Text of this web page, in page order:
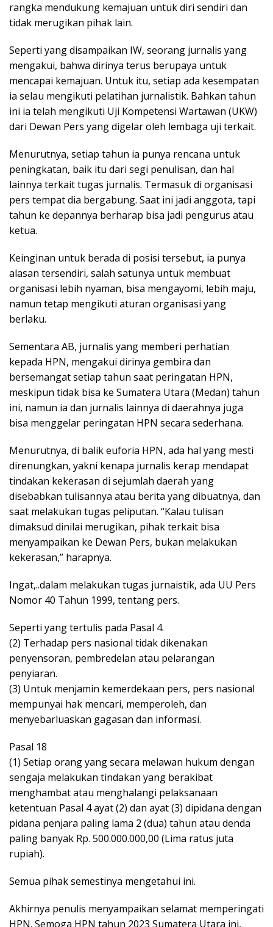
rangka mendukung kemajuan untuk diri sendiri dan
tidak merugikan pihak lain.
Seperti yang disampaikan IW, seorang jurnalis yang
mengakui, bahwa dirinya terus berupaya untuk
mencapai kemajuan. Untuk itu, setiap ada kesempatan
ia selau mengikuti pelatihan jurnalistik. Bahkan tahun
ini ia telah mengikuti Uji Kompetensi Wartawan (UKW)
dari Dewan Pers yang digelar oleh lembaga uji terkait.
Menurutnya, setiap tahun ia punya rencana untuk
peningkatan, baik itu dari segi penulisan, dan hal
lainnya terkait tugas jurnalis. Termasuk di organisasi
pers tempat dia bergabung. Saat ini jadi anggota, tapi
tahun ke depannya berharap bisa jadi pengurus atau
ketua.
Keinginan untuk berada di posisi tersebut, ia punya
alasan tersendiri, salah satunya untuk membuat
organisasi lebih nyaman, bisa mengayomi, lebih maju,
namun tetap mengikuti aturan organisasi yang
berlaku.
Sementara AB, jurnalis yang memberi perhatian
kepada HPN, mengakui dirinya gembira dan
bersemangat setiap tahun saat peringatan HPN,
meskipun tidak bisa ke Sumatera Utara (Medan) tahun
ini, namun ia dan jurnalis lainnya di daerahnya juga
bisa menggelar peringatan HPN secara sederhana.
Menurutnya, di balik euforia HPN, ada hal yang mesti
direnungkan, yakni kenapa jurnalis kerap mendapat
tindakan kekerasan di sejumlah daerah yang
disebabkan tulisannya atau berita yang dibuatnya, dan
saat melakukan tugas peliputan. “Kalau tulisan
dimaksud dinilai merugikan, pihak terkait bisa
menyampaikan ke Dewan Pers, bukan melakukan
kekerasan,” harapnya.
Ingat,..dalam melakukan tugas jurnaistik, ada UU Pers
Nomor 40 Tahun 1999, tentang pers.
Seperti yang tertulis pada Pasal 4.
(2) Terhadap pers nasional tidak dikenakan
penyensoran, pembredelan atau pelarangan
penyiaran.
(3) Untuk menjamin kemerdekaan pers, pers nasional
mempunyai hak mencari, memperoleh, dan
menyebarluaskan gagasan dan informasi.
Pasal 18
(1) Setiap orang yang secara melawan hukum dengan
sengaja melakukan tindakan yang berakibat
menghambat atau menghalangi pelaksanaan
ketentuan Pasal 4 ayat (2) dan ayat (3) dipidana dengan
pidana penjara paling lama 2 (dua) tahun atau denda
paling banyak Rp. 500.000.000,00 (Lima ratus juta
rupiah).
Semua pihak semestinya mengetahui ini.
Akhirnya penulis menyampaikan selamat memperingati
HPN. Semoga HPN tahun 2023 Sumatera Utara ini,